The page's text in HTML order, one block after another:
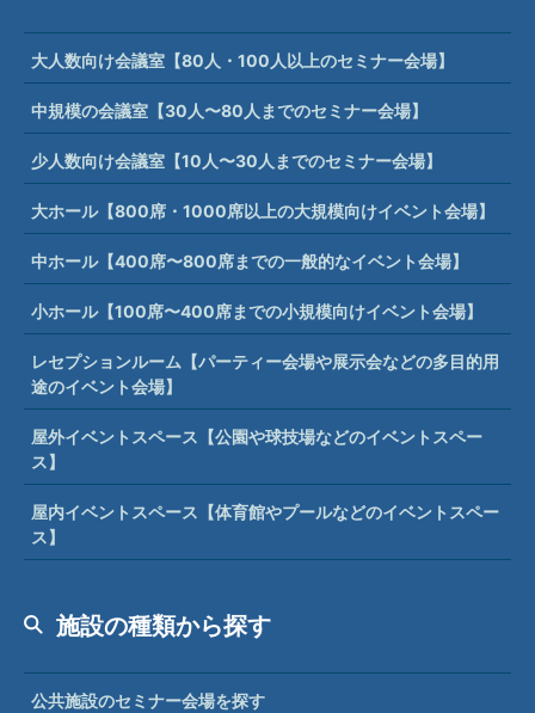
大人数向け会議室【80人・100人以上のセミナー会場】
中規模の会議室【30人〜80人までのセミナー会場】
少人数向け会議室【10人〜30人までのセミナー会場】
大ホール【800席・1000席以上の大規模向けイベント会場】
中ホール【400席〜800席までの一般的なイベント会場】
小ホール【100席〜400席までの小規模向けイベント会場】
レセプションルーム【パーティー会場や展示会などの多目的用
途のイベント会場】
屋外イベントスペース【公園や球技場などのイベントスペー
ス】
屋内イベントスペース【体育館やプールなどのイベントスペー
ス】
施設の種類から探す
公共施設のセミナー会場を探す